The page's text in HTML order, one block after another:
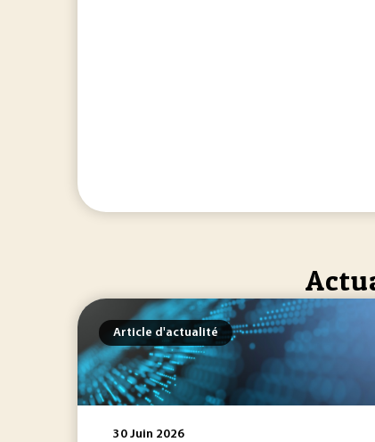
Article d'actualité
30 Juin 2026